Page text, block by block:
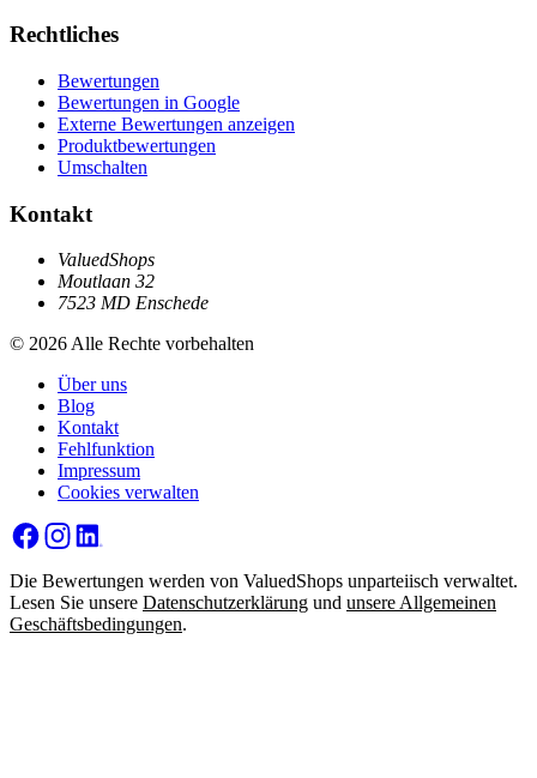
Rechtliches
Bewertungen
Bewertungen in Google
Externe Bewertungen anzeigen
Produktbewertungen
Umschalten
Kontakt
ValuedShops
Moutlaan 32
7523 MD Enschede
© 2026 Alle Rechte vorbehalten
Über uns
Blog
Kontakt
Fehlfunktion
Impressum
Cookies verwalten
Die Bewertungen werden von ValuedShops unparteiisch verwaltet.
Lesen Sie unsere Datenschutzerklärung und unsere Allgemeinen
Geschäftsbedingungen.